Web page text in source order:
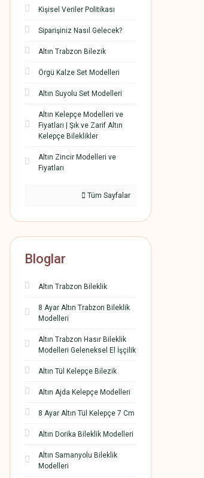
Kişisel Veriler Politikası
Siparişiniz Nasıl Gelecek?
Altın Trabzon Bilezik
Örgü Kalze Set Modelleri
Altın Suyolu Set Modelleri
Altın Kelepçe Modelleri ve
Fiyatları | Şık ve Zarif Altın
Kelepçe Bileklikler
Altın Zincir Modelleri ve
Fiyatları
Tüm Sayfalar
Bloglar
Altın Trabzon Bileklik
8 Ayar Altın Trabzon Bileklik
Modelleri
Altın Trabzon Hasır Bileklik
Modelleri Geleneksel El İşçilik
Altın Tül Kelepçe Bilezik
Altın Ajda Kelepçe Modelleri
8 Ayar Altın Tül Kelepçe 7 Cm
Altın Dorika Bileklik Modelleri
Altın Samanyolu Bileklik
Modelleri